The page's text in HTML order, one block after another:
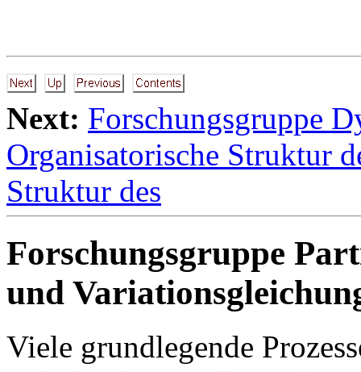
Next: Forschungsgruppe
Organisatorische Struktur
Struktur des
Forschungsgruppe
und
Viele grundlegende